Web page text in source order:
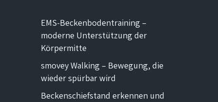
EMS-Beckenbodentraining –
moderne Unterstützung der
Körpermitte
smovey Walking – Bewegung, die
wieder spürbar wird
Beckenschiefstand erkennen und